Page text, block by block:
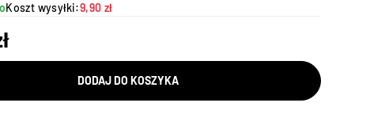
Koszt wysyłki:9,90 zł
DODAJ DO KOSZYKA